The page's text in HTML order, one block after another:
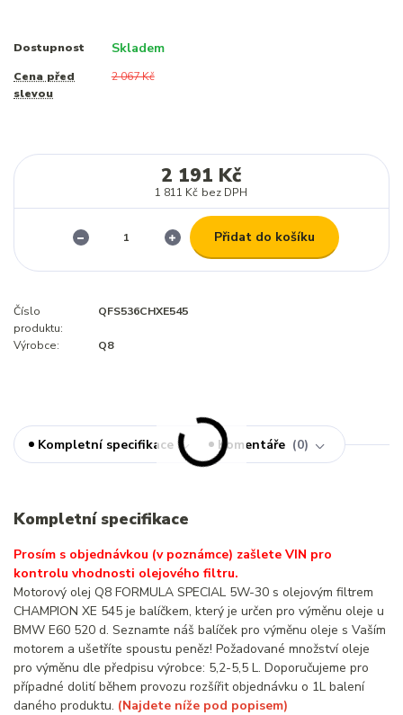
Dostupnost Skladem
Cena před
slevou
2 067 Kč
2 191 Kč
1 811 Kč bez DPH
Přidat do košíku
Číslo
produktu:
QFS536CHXE545
Výrobce: Q8
Kompletní specifikace Komentáře 0
Kompletní specifikace
Prosím s objednávkou (v poznámce) zašlete VIN pro
kontrolu vhodnosti olejového filtru.
Motorový olej Q8 FORMULA SPECIAL 5W-30 s olejovým filtrem
CHAMPION XE 545 je balíčkem, který je určen pro výměnu oleje u
BMW E60 520 d. Seznamte náš balíček pro výměnu oleje s Vaším
motorem a ušetříte spoustu peněz! Požadované množství oleje
pro výměnu dle předpisu výrobce: 5,2-5,5 L. Doporučujeme pro
případné dolití během provozu rozšířit objednávku o 1L balení
daného produktu. (Najdete níže pod popisem)